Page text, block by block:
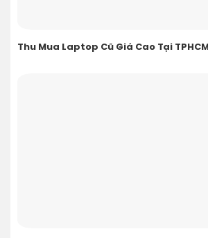
Thu Mua Laptop Cũ Giá Cao Tại TPHCM